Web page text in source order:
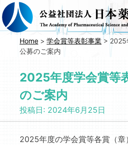
コ
ン
テ
Home > 学会賞等表彰事業 > 2025
公募のご案内
2025年度学会賞等
のご案内
投稿日: 2024年6月25日
2025年度の学会賞等各賞（章